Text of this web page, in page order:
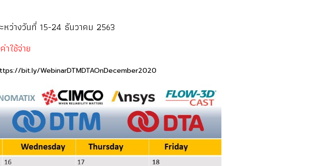
ว่างวันที่ 15-24 ธันวาคม 2563
าใช้จ่าย
bit.ly/WebinarDTMDTAOnDecember2020